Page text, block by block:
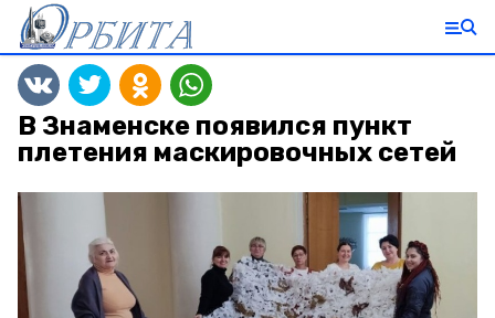
В Знаменске появился пункт
плетения маскировочных сетей